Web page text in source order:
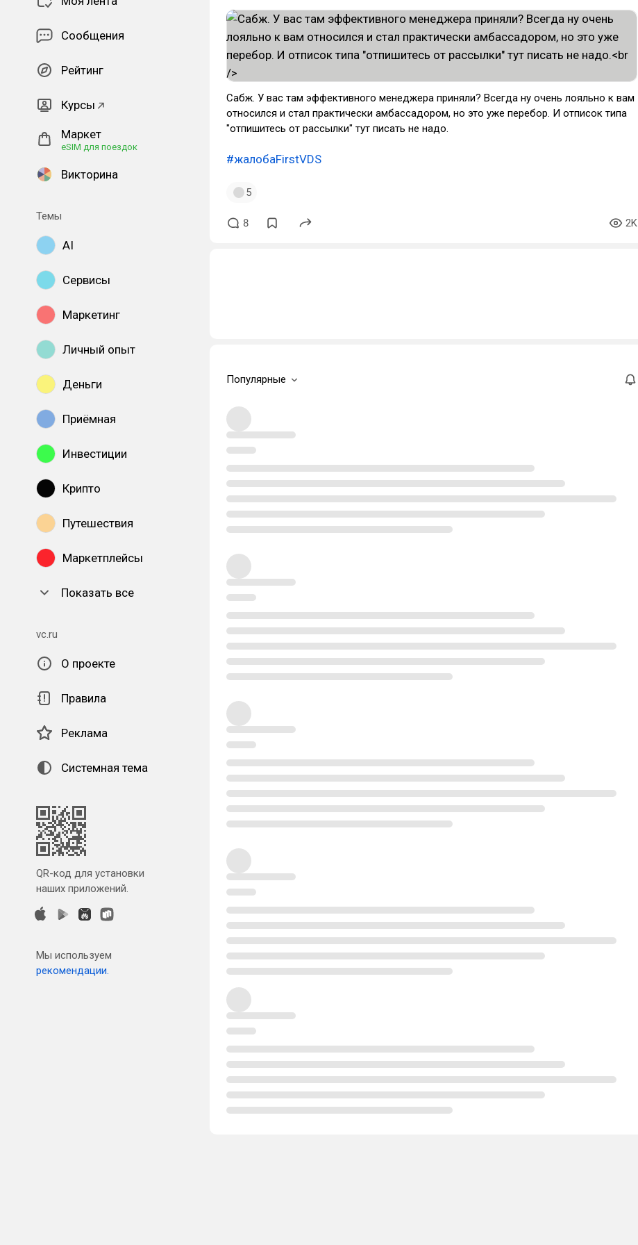
Сообщения
Рейтинг
Курсы
Маркет
eSIM для поездок
Викторина
Темы
AI
Сервисы
Маркетинг
Личный опыт
Деньги
Приёмная
Инвестиции
Крипто
Путешествия
Маркетплейсы
Показать все
vc.ru
О проекте
Правила
Реклама
Системная тема
QR-код для установки
наших приложений.
Мы используем
рекомендации.
Сабж. У вас там эффективного менеджера приняли? Всегда ну очень лояльно к вам
относился и стал практически амбассадором, но это уже перебор. И отписок типа
"отпишитесь от рассылки" тут писать не надо.
#жалобаFirstVDS
5
8 2K
Популярные